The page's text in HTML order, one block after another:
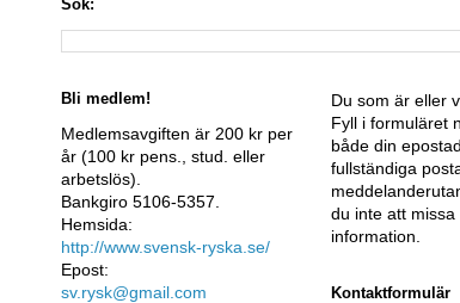
Sök:
Bli medlem!
Medlemsavgiften är 200 kr per
år (100 kr pens., stud. eller
arbetslös).
Bankgiro 5106-5357.
Hemsida:
http://www.svensk-ryska.se/
Epost:
sv.rysk@gmail.com
Du som är eller
Fyll i formuläret
både din
fullständiga
du inte att missa
information.
Kontaktformulär